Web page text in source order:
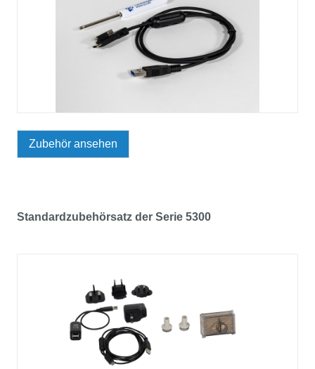
Zubehör ansehen
Standardzubehörsatz der Serie 5300